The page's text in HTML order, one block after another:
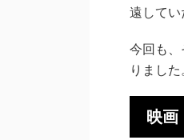
遠してい
今回も
りました
映